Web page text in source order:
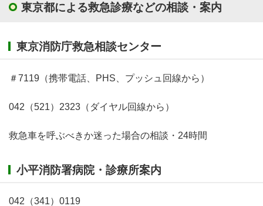
東京都による救急診療などの相談・案内
東京消防庁救急相談センター
＃7119（携帯電話、PHS、プッシュ回線から）
042（521）2323（ダイヤル回線から）
救急車を呼ぶべきか迷った場合の相談・24時間
小平消防署病院・診療所案内
042（341）0119